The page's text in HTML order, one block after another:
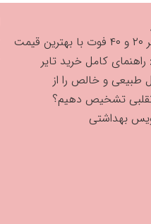
و خالص را از
تشخیص دهیم؟
بهداشتی